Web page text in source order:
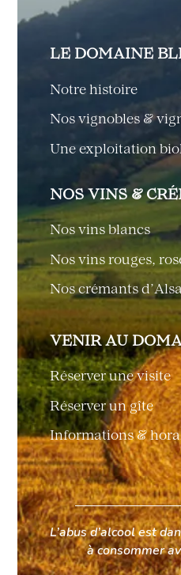
LE DOMAINE
Notre histoire
Nos vignobles &
Une exploitation
NOS VINS &
Nos vins blancs
Nos vins rouges,
Nos crémants
VENIR AU
Réserver une visite
Réserver un gîte
Informations &
L’abus d’alcool est
à consommer